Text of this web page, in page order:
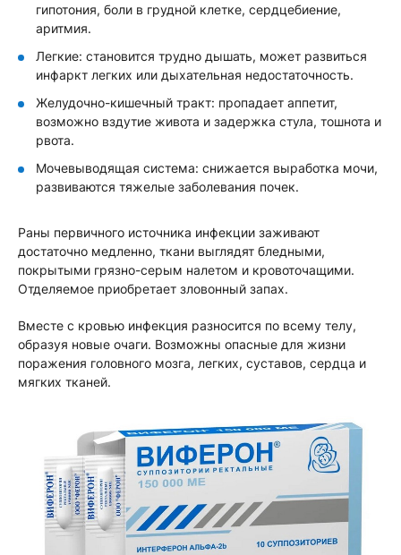
гипотония, боли в грудной клетке, сердцебиение,
аритмия.
Легкие: становится трудно дышать, может развиться
инфаркт легких или дыхательная недостаточность.
Желудочно-кишечный тракт: пропадает аппетит,
возможно вздутие живота и задержка стула, тошнота и
рвота.
Мочевыводящая система: снижается выработка мочи,
развиваются тяжелые заболевания почек.
Раны первичного источника инфекции заживают
достаточно медленно, ткани выглядят бледными,
покрытыми грязно-серым налетом и кровоточащими.
Отделяемое приобретает зловонный запах.
Вместе с кровью инфекция разносится по всему телу,
образуя новые очаги. Возможны опасные для жизни
поражения головного мозга, легких, суставов, сердца и
мягких тканей.